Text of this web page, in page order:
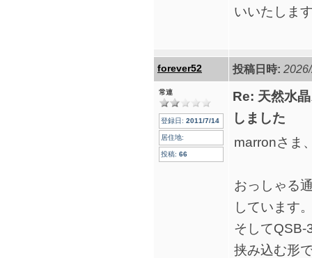
いいたしま
forever52 投稿日時:
常連
登録日: 2011/7/14
居住地:
投稿: 66
Re: 天然水
しました
marronさま
おっしゃる
しています
そしてQSB-
挟み込む形